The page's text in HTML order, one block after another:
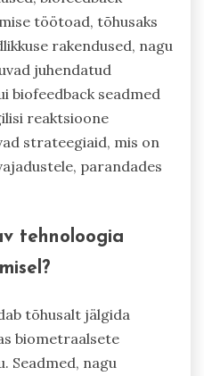
töötoad, tõhusaks
rakendused, nagu
juhendatud
biofeedback seadmed
reaktsioone
strateegiaid, mis on
parandades
tehnoloogia
tõhusalt jälgida
biometraalsete
Seadmed, nagu